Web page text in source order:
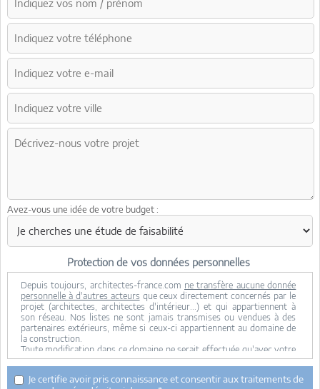
Avez-vous une idée de votre budget :
Protection de vos données personnelles
Depuis toujours, architectes-france.com ne transfère aucune donnée
personnelle à d'autres acteurs que ceux directement concernés par le
projet (architectes, architectes d'intérieur...) et qui appartiennent à
son réseau. Nos listes ne sont jamais transmises ou vendues à des
partenaires extérieurs, même si ceux-ci appartiennent au domaine de
la construction.
Toute modification dans ce domaine ne serait effectuée qu'avec votre
consentement.
Je consens à ce que mes données personnelles soient collectées pour
permettre à architectes-france de transférer votre projet aux
Je certifie avoir pris connaissance et consentir aux traitements de